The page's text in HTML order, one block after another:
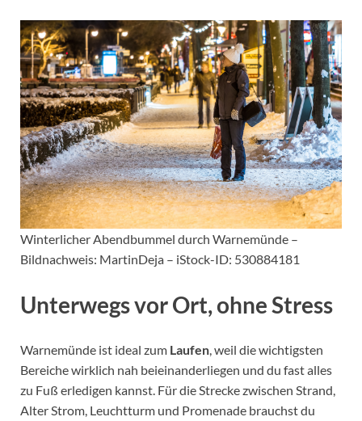
Winterlicher Abendbummel durch Warnemünde –
Bildnachweis: MartinDeja – iStock-ID: 530884181
Unterwegs vor Ort, ohne Stress
Warnemünde ist ideal zum Laufen , weil die wichtigsten
Bereiche wirklich nah beieinanderliegen und du fast alles
zu Fuß erledigen kannst. Für die Strecke zwischen Strand,
Alter Strom, Leuchtturm und Promenade brauchst du